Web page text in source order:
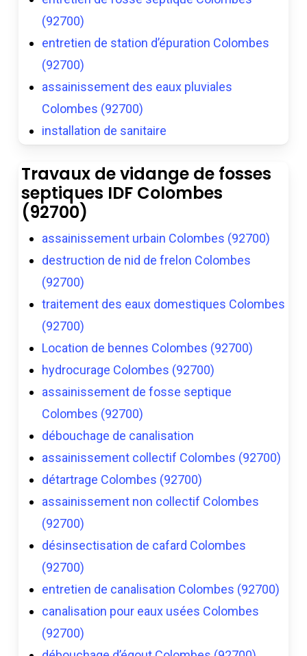
(92700)
entretien de station d’épuration Colombes
(92700)
assainissement des eaux pluviales
Colombes (92700)
installation de sanitaire
Travaux de vidange de fosses
septiques IDF Colombes
(92700)
assainissement urbain Colombes (92700)
destruction de nid de frelon Colombes
(92700)
traitement des eaux domestiques Colombes
(92700)
Location de bennes Colombes (92700)
hydrocurage Colombes (92700)
assainissement de fosse septique
Colombes (92700)
débouchage de canalisation
assainissement collectif Colombes (92700)
détartrage Colombes (92700)
assainissement non collectif Colombes
(92700)
désinsectisation de cafard Colombes
(92700)
entretien de canalisation Colombes (92700)
canalisation pour eaux usées Colombes
(92700)